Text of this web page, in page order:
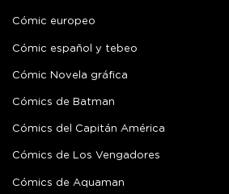
Cómic europeo
Cómic español y tebeo
Cómic Novela gráfica
Cómics de Batman
Cómics del Capitán América
Cómics de Los Vengadores
Cómics de Aquaman